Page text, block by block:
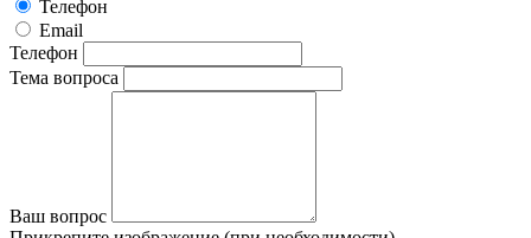
Телефон
Email
Телефон
Тема вопроса
Ваш вопрос